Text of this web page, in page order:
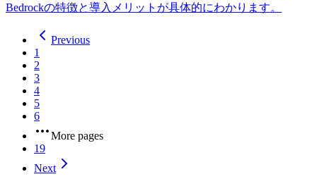
Bedrockの特徴と導入メリットが具体的にわかります。
Previous
1
2
3
4
5
6
More pages
19
Next